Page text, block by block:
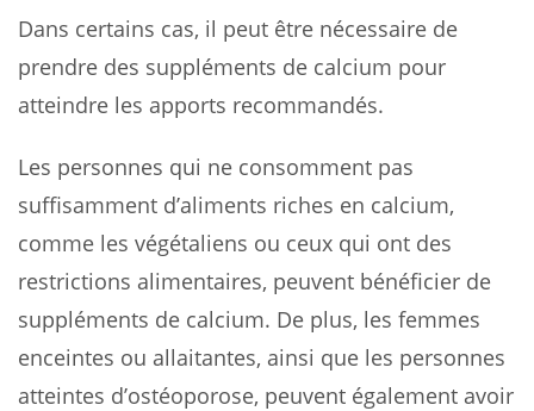
Dans certains cas, il peut être nécessaire de
prendre des suppléments de calcium pour
atteindre les apports recommandés.
Les personnes qui ne consomment pas
suffisamment d’aliments riches en calcium,
comme les végétaliens ou ceux qui ont des
restrictions alimentaires, peuvent bénéficier de
suppléments de calcium. De plus, les femmes
enceintes ou allaitantes, ainsi que les personnes
atteintes d’ostéoporose, peuvent également avoir